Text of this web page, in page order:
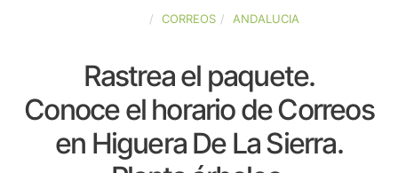
CORREOS ANDALUCIA
Rastrea el paquete.
Conoce el horario de Correos
en Higuera De La Sierra.